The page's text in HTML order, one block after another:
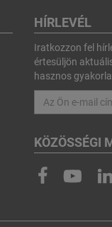
HÍRLEVÉL
Iratkozzon fel
értesüljön
hasznos
KÖZÖSSÉGI